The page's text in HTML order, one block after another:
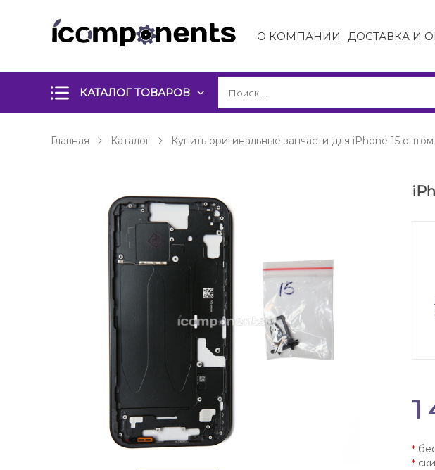
О КОМПАНИИ ДОСТАВКА И
КАТАЛОГ ТОВАРОВ
Главная Каталог Купить оригинальные запчасти для iPhone 15
1
*
*